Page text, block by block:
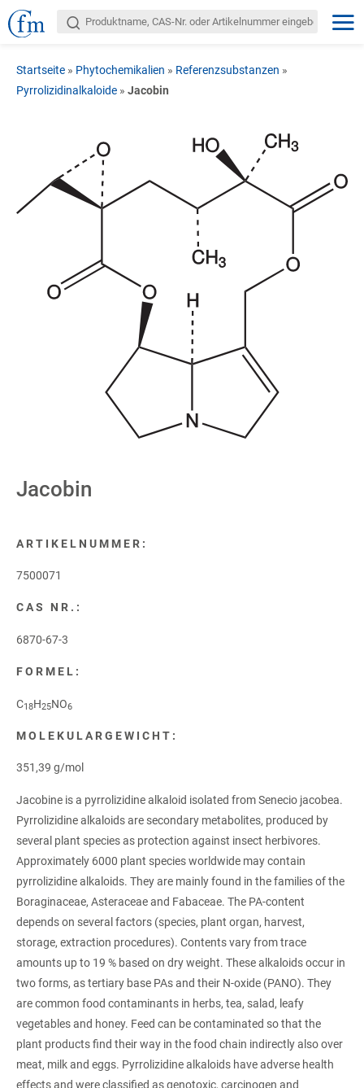
Startseite » Phytochemikalien » Referenzsubstanzen »
Pyrrolizidinalkaloide » Jacobin
Jacobin
ARTIKELNUMMER:
7500071
CAS NR.:
6870-67-3
FORMEL:
C18H25NO6
MOLEKULARGEWICHT:
351,39 g/mol
Jacobine is a pyrrolizidine alkaloid isolated from Senecio jacobea.
Pyrrolizidine alkaloids are secondary metabolites, produced by
several plant species as protection against insect herbivores.
Approximately 6000 plant species worldwide may contain
pyrrolizidine alkaloids. They are mainly found in the families of the
Boraginaceae, Asteraceae and Fabaceae. The PA-content
depends on several factors (species, plant organ, harvest,
storage, extraction procedures). Contents vary from trace
amounts up to 19 % based on dry weight. These alkaloids occur in
two forms, as tertiary base PAs and their N-oxide (PANO). They
are common food contaminants in herbs, tea, salad, leafy
vegetables and honey. Feed can be contaminated so that the
plant products find their way in the food chain indirectly also over
meat, milk and eggs. Pyrrolizidine alkaloids have adverse health
effects and were classified as genotoxic, carcinogen and